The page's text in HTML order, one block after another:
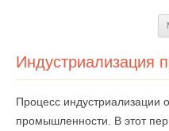
Индустриализация
Процесс индустриализации
промышленности. В этот